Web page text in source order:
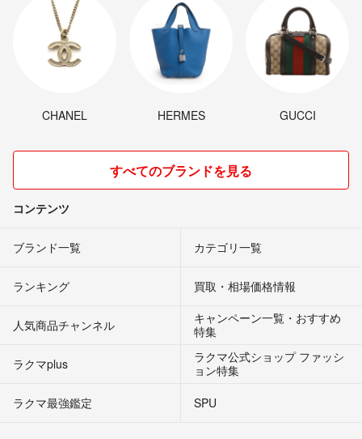
CHANEL HERMES GUCCI
すべてのブランドを見る
コンテンツ
ブランド一覧 カテゴリ一覧
ランキング 買取・相場価格情報
人気商品チャンネル
キャンペーン一覧・おすすめ
特集
ラクマplus
ラクマ公式ショップ ファッシ
ョン特集
ラクマ最強鑑定
SPU